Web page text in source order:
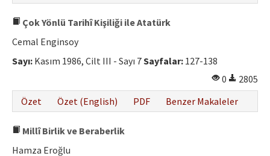
Çok Yönlü Tarihî Kişiliği ile Atatürk
Cemal Enginsoy
Sayı: Kasım 1986, Cilt III - Sayı 7Sayfalar: 127-138
0
2805
Özet
Özet (English) PDF Benzer Makaleler
Millî Birlik ve Beraberlik
Hamza Eroğlu